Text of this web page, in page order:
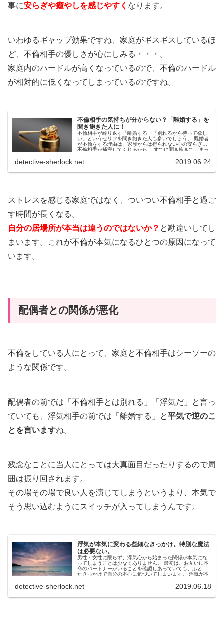
事に安らぎや癒やしを感じやすく なります。
いわゆるギャップ効果ですね、家庭がギスギスしているほ
ど、不倫相手の優しさが心にしみる・・・。
家庭内のハードルが高くなっているので、不倫のハードル
が相対的に低くなってしまっているのですね。
不倫相手の気持ちが分からない？「離婚する」を
聞き飽きた人に！
不倫相手が繰り返す「離婚する」「別れるから待って欲し
い」というセリフを聞き飽きた人も多いでしょう。 既婚者
が不倫をする理由は、家族からは得られない心の安らぎを
不倫相手が補完してくれるから。 すでに聞き飽きてしまっ
detective-sherlock.net 2019.06.24
ストレスを感じる家庭ではなく、ついつい不倫相手と過ご
す時間が長くなる。
自分の居場所が本当は違うのではないか？ と勘違いしてし
まいます。これが不倫が本気になるひとつの原因になって
います。
配偶者との関係が悪化
不倫をしている人にとって、家庭と不倫相手はシーソーの
ような関係です。
配偶者の前では「不倫相手とは別れる」「浮気だ」と言っ
ていても、浮気相手の前では「離婚する」と平気で逆のこ
とを言いますね。
残念なことに当人にとっては大真面目だったりするので周
囲は振り回されます。
その場その場で良い人を演じてしまうというより、本気で
そう思い込むようにスイッチが入ってしまうんです。
浮気が本気に変わる些細なきっかけ。特別な魔法
は必要ない。
男性・女性に限らず、浮気心から始まった関係が本気にな
ってしまうことは少なくありません。 最初は、お互いに本
命のパートナーがいることを確認しあっていても、ふとし
たきっかけで自分の本心に気づいてしまいます。 浮気が本
detective-sherlock.net 2019.06.18